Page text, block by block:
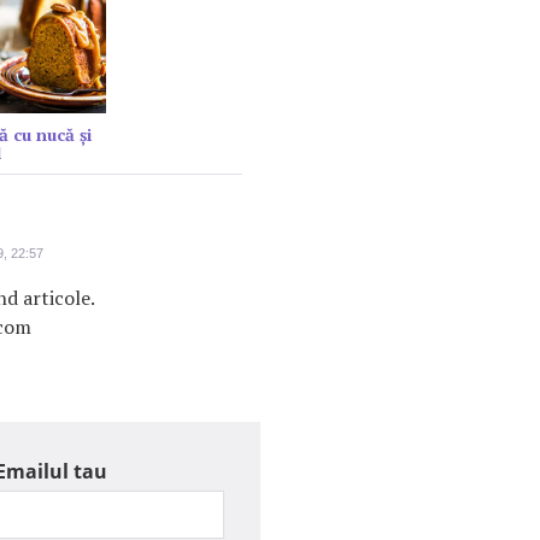
cu nucă și
22:57
articole.
tau